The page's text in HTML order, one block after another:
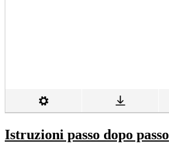
Istruzioni passo dopo passo